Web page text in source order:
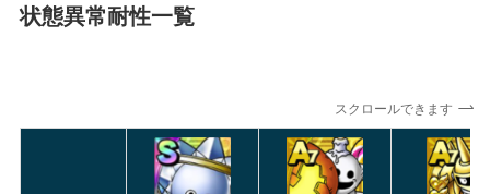
状態異常耐性一覧
スクロールできます